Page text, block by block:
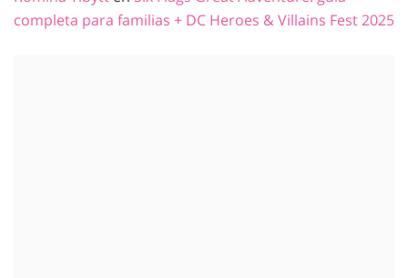
completa para familias + DC Heroes & Villains Fest 2025